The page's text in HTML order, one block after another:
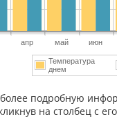
апр май июн
Температура
днем
подробную
на столбец с